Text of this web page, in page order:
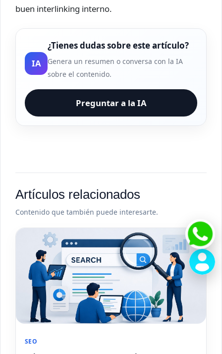
buen interlinking interno.
IA
¿Tienes dudas sobre este artículo?
Genera un resumen o conversa con la IA
sobre el contenido.
Preguntar a la IA
Artículos relacionados
Contenido que también puede interesarte.
SEO